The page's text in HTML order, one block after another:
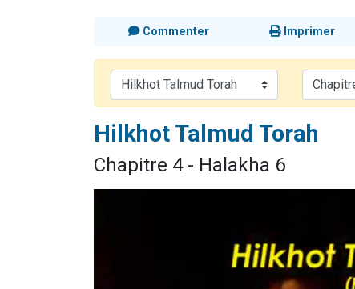
Commenter Imprimer
Hilkhot Talmud Torah
Chapitre 4 - Halakha 6